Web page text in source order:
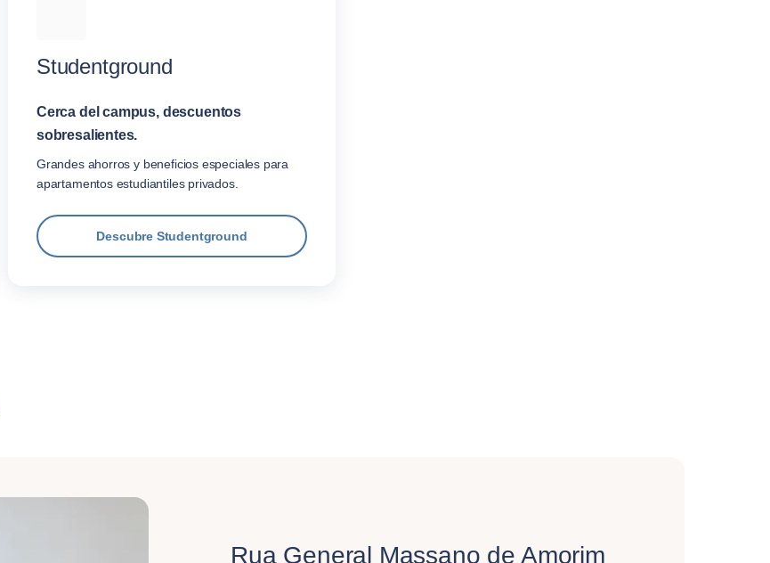
Studentground
Cerca del campus, descuentos
sobresalientes.
Grandes ahorros y beneficios especiales para
apartamentos estudiantiles privados.
Descubre Studentground
Rua General Massano de Amorim